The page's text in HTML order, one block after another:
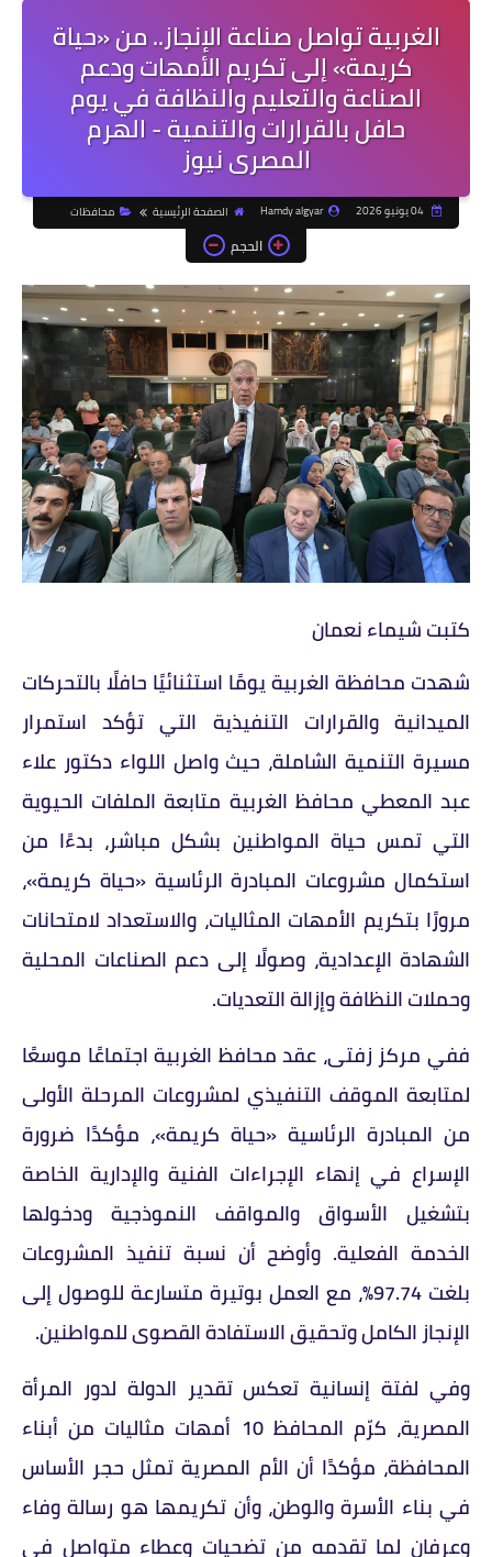
الغربية تواصل صناعة الإنجاز.. من «حياة
كريمة» إلى تكريم الأمهات ودعم
الصناعة والتعليم والنظافة في يوم
حافل بالقرارات والتنمية - الهرم
المصرى نيوز
04 يونيو 2026 Hamdy algyar الصفحة الرئيسية محافظات
الحجم
كتبت شيماء نعمان
شهدت محافظة الغربية يومًا استثنائيًا حافلًا بالتحركات
الميدانية والقرارات التنفيذية التي تؤكد استمرار
مسيرة التنمية الشاملة، حيث واصل اللواء دكتور علاء
عبد المعطي محافظ الغربية متابعة الملفات الحيوية
التي تمس حياة المواطنين بشكل مباشر، بدءًا من
استكمال مشروعات المبادرة الرئاسية «حياة كريمة»،
مرورًا بتكريم الأمهات المثاليات، والاستعداد لامتحانات
الشهادة الإعدادية، وصولًا إلى دعم الصناعات المحلية
وحملات النظافة وإزالة التعديات.
ففي مركز زفتى، عقد محافظ الغربية اجتماعًا موسعًا
لمتابعة الموقف التنفيذي لمشروعات المرحلة الأولى
من المبادرة الرئاسية «حياة كريمة»، مؤكدًا ضرورة
الإسراع في إنهاء الإجراءات الفنية والإدارية الخاصة
بتشغيل الأسواق والمواقف النموذجية ودخولها
الخدمة الفعلية. وأوضح أن نسبة تنفيذ المشروعات
بلغت 97.74%، مع العمل بوتيرة متسارعة للوصول إلى
الإنجاز الكامل وتحقيق الاستفادة القصوى للمواطنين.
وفي لفتة إنسانية تعكس تقدير الدولة لدور المرأة
المصرية، كرّم المحافظ 10 أمهات مثاليات من أبناء
المحافظة، مؤكدًا أن الأم المصرية تمثل حجر الأساس
في بناء الأسرة والوطن، وأن تكريمها هو رسالة وفاء
وعرفان لما تقدمه من تضحيات وعطاء متواصل في